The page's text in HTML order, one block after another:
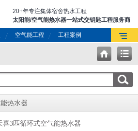
20+年专注集体宿舍热水工程
太阳能/空气能热水器一站式交钥匙工程服务商
空气能工程 工程案例
热水器
喜3匹循环式空气能热水器